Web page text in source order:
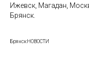
Ижевск, Магадан,
Брянск.
БрянскНОВОСТИ